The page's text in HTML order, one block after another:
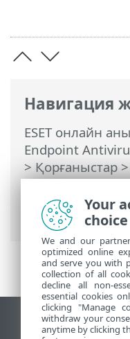
Навигация
ESET онлайн
Endpoint
> Қорғаныстар
қорғанысы>
профильдері>
профильдерін
Жұмыс
Your
choice
We and our
optimized online
and serve you with
collection of all
decline all non-
essential cookies
clicking "Manage
withdraw your
anytime by clicking